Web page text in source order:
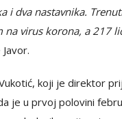
i dva nastavnika.
na virus korona, a 217
koji je direktor
je u prvoj polovini